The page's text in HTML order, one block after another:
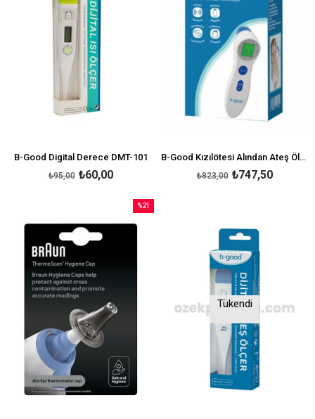
B-Good Digital Derece DMT-101
₺60,00
₺95,00
B-Good Kızılötesi Alından Ateş Ölçer Det-3019
₺747,50
₺823,00
%21
Tükendi